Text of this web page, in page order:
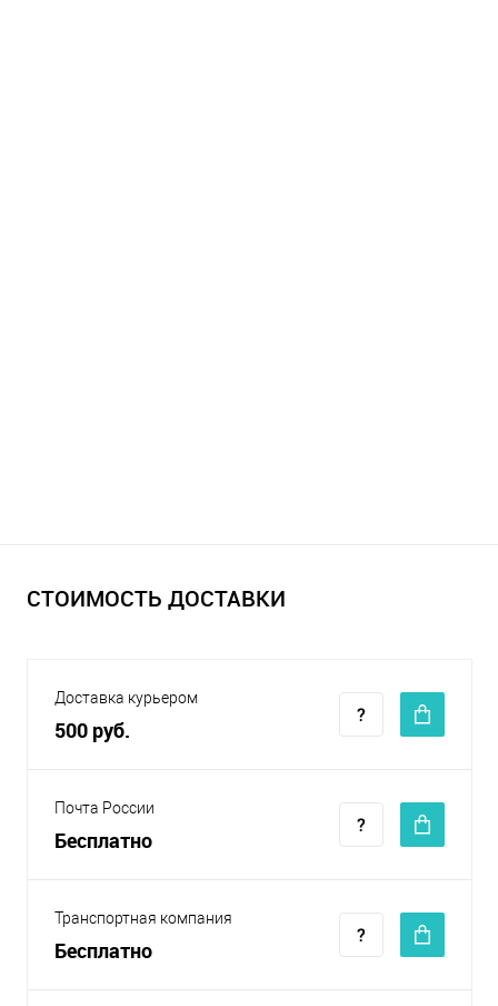
СТОИМОСТЬ ДОСТАВКИ
Доставка курьером
500 руб.
Почта России
Бесплатно
Транспортная компания
Бесплатно